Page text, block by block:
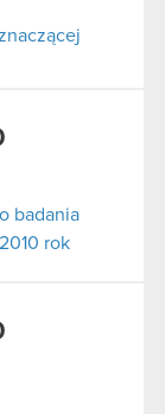
badania
rok